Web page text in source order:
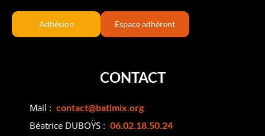
Adhésion Espace adhérent
CONTACT
Mail : contact@batimix.org
Béatrice DUBOŸS : 06.02.18.50.24